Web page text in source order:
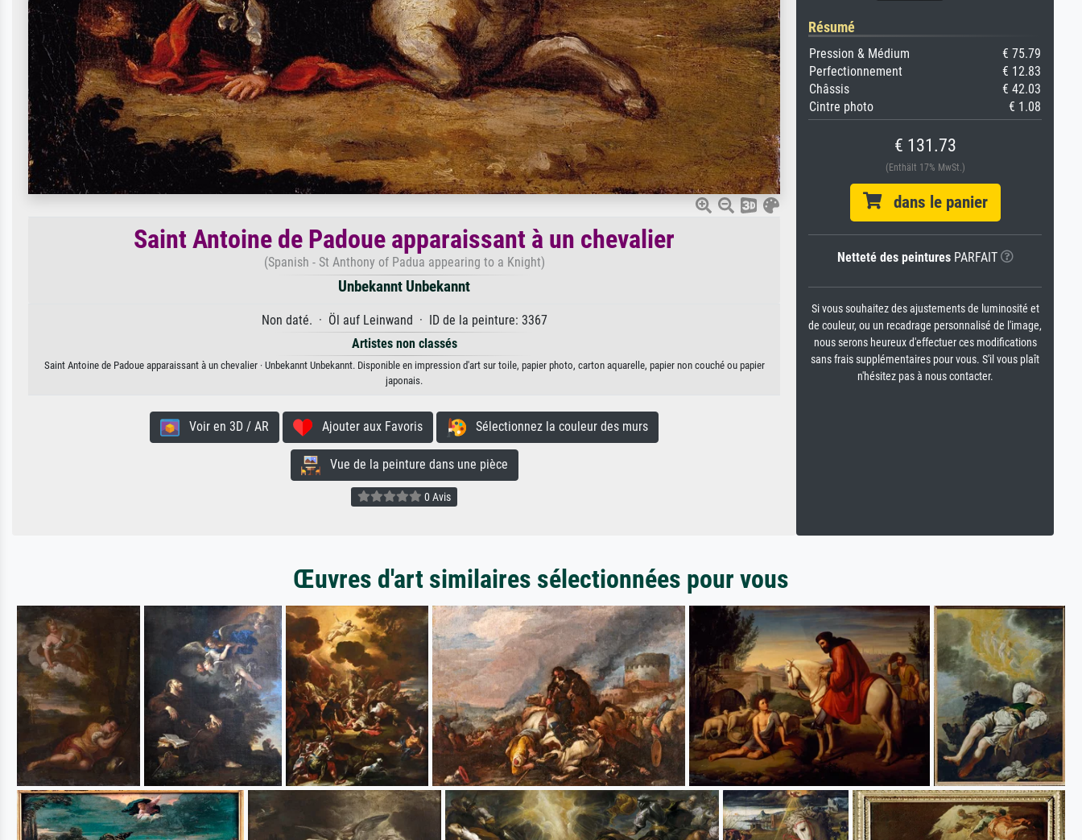
Saint Antoine de Padoue apparaissant à un chevalier
(Spanish - St Anthony of Padua appearing to a Knight)
Unbekannt Unbekannt
Non daté. · Öl auf Leinwand · ID de la peinture: 3367
Artistes non classés
Saint Antoine de Padoue apparaissant à un chevalier · Unbekannt Unbekannt. Disponible en impression d'art sur toile, papier photo, carton aquarelle, papier non couché ou papier
japonais.
Voir en 3D / AR Ajouter aux Favoris Sélectionnez la couleur des murs
Vue de la peinture dans une pièce
0 Avis
Résumé
Pression & Médium
€ 75.79
Perfectionnement
€ 12.83
Châssis
€ 42.03
Cintre photo
€ 1.08
€ 131.73
(Enthält 17% MwSt.)
dans le panier
Netteté des peinturesPARFAIT
Si vous souhaitez des ajustements de luminosité et
de couleur, ou un recadrage personnalisé de l'image,
nous serons heureux d'effectuer ces modifications
sans frais supplémentaires pour vous. S'il vous plaît
n'hésitez pas à nous contacter.
Œuvres d'art similaires sélectionnées pour vous